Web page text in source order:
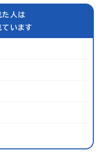
た人は
ています